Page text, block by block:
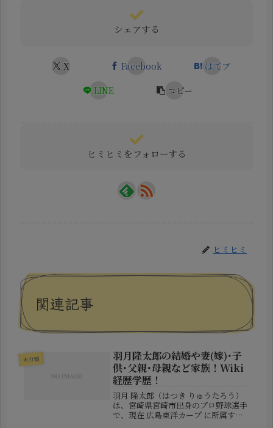
シェアする
X Facebook
はてブ
LINE
コピー
ヒミヒミをフォローする
ヒミヒミ
関連記事
未分類
羽月隆太郎の結婚や妻(嫁)･子
供･父親･母親など家族！Wiki
経歴学歴！
羽月 隆太郎（はつき りゅうたろう）
は、宮崎県宮崎市出身のプロ野球選手
で、現在 広島東洋カープ に所属する